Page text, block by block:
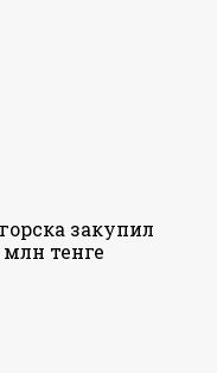
закупил
тенге